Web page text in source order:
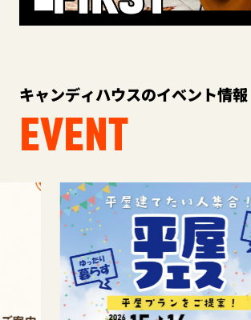
キャンディハウスのイベント情報
EVENT